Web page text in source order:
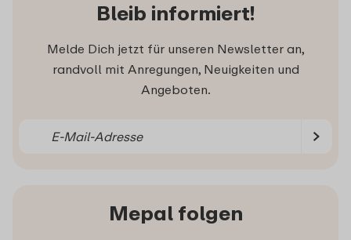
Bleib informiert!
Melde Dich jetzt für unseren Newsletter an,
randvoll mit Anregungen, Neuigkeiten und
Angeboten.
Mepal folgen